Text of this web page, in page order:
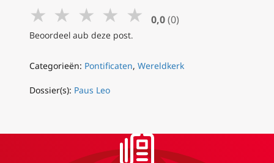
★ ★ ★ ★ ★ 0,0 (0)
Beoordeel aub deze post.
Categorieën: Pontificaten, Wereldkerk
Dossier(s): Paus Leo